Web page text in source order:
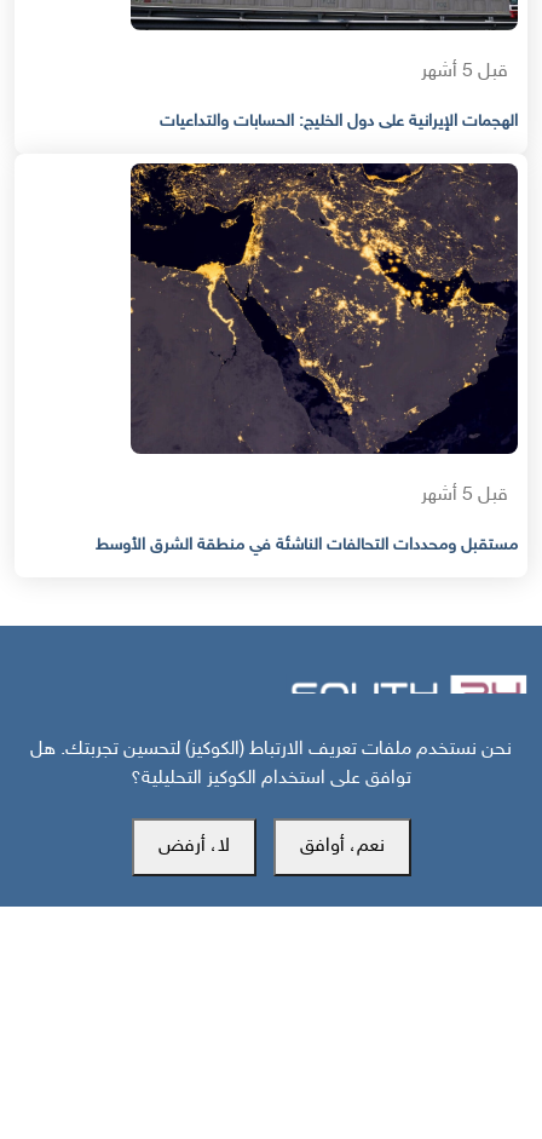
قبل 5 أشهر
الهجمات الإيرانية على دول الخليج: الحسابات والتداعيات
قبل 5 أشهر
مستقبل ومحددات التحالفات الناشئة في منطقة الشرق الأوسط
مكتب عدن
نحن نستخدم ملفات تعريف الارتباط (الكوكيز) لتحسين تجربتك. هل
توافق على استخدام الكوكيز التحليلية؟
نعم، أوافق لا، أرفض